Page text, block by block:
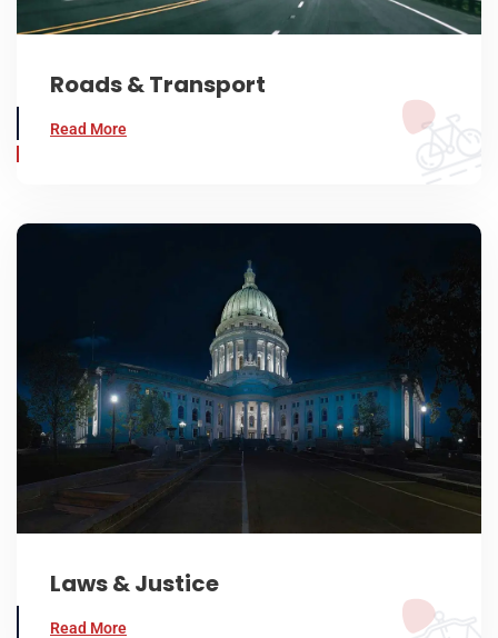
Roads & Transport
Read More
Laws & Justice
Read More